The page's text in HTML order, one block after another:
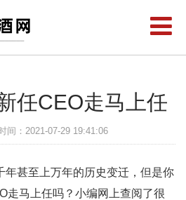
任CEO走马上任
间：2021-07-29 19:41:06
年甚至上万年的历史变迁，但是你
走马上任吗？小编网上查阅了很